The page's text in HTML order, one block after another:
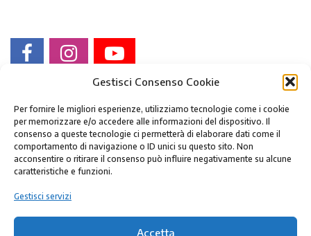
Gestisci Consenso Cookie
Per fornire le migliori esperienze, utilizziamo tecnologie come i cookie
per memorizzare e/o accedere alle informazioni del dispositivo. Il
consenso a queste tecnologie ci permetterà di elaborare dati come il
comportamento di navigazione o ID unici su questo sito. Non
acconsentire o ritirare il consenso può influire negativamente su alcune
caratteristiche e funzioni.
Gestisci servizi
Accetta
Fondazione Museo storico del Trentino
41 38122 TRENTO - Italy